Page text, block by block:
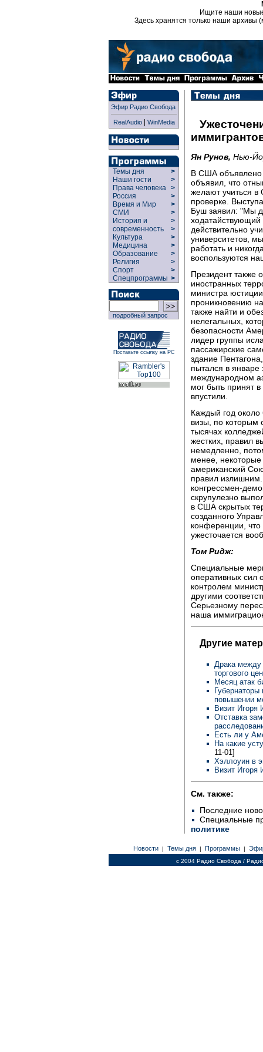
Ищите наши
Здесь хранятся только наши архивы
Эфир Радио Свобода
RealAudio| WinMedia
Темы дня
>
Наши гости
>
Права человека >
Россия
>
Время и Мир
>
СМИ
>
История и
современность
>
>
Культура
>
Медицина
>
Образование
>
Религия
>
Спорт
>
Спецпрограммы >
подробный запрос
Поставьте ссылку на РС
Ян Рунов, Нью-
В США объявлено
объявил, что
желают учиться в
проверке.
Буш заявил: "Мы
ходатайствующий
действительно
университетов,
работать и
воспользуются
Президент также
иностранных
министра
проникновению
также найти и
нелегальных,
безопасности
лидер группы
пассажирские
здание
пытался в январе
международном
мог быть принят
впустили.
Каждый год около
визы, по которым
тысячах
жестких, правил
немедленно,
менее,
американский
правил
конгрессмен-
скрупулезно
в США скрытых
созданного
конференции, что
ужесточается
Том Ридж:
Специальные
оперативных сил
контролем
другими
Серьезному
наша
Другие
Драка между
торгового
Месяц атак
повышении
Визит Игоря
Отставка
Есть ли у
На какие
11-01]
Хэллоуин в
Визит
См. также:
Последние
Специальные
политике
Новости | Темы дня | Программы |
c 2004 Радио Свобода /